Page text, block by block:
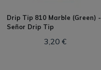
Drip Tip 810 Marble (Green) -
Señor Drip Tip
3,20 €